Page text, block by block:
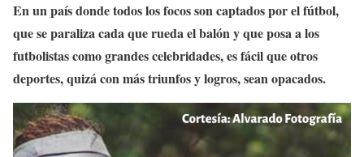
En un país donde todos los focos son captados por el fútbol,
que se paraliza cada que rueda el balón y que posa a los
futbolistas como grandes celebridades, es fácil que otros
deportes, quizá con más triunfos y logros, sean opacados.